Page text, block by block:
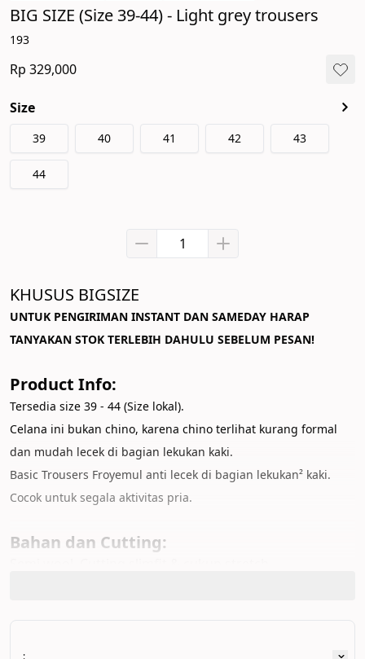
BIG SIZE (Size 39-44) - Light grey trousers
193
Rp 329,000
Size
39 40 41 42 43
44
KHUSUS BIGSIZE
UNTUK PENGIRIMAN INSTANT DAN SAMEDAY HARAP
TANYAKAN STOK TERLEBIH DAHULU SEBELUM PESAN!
Product Info:
Tersedia size 39 - 44 (Size lokal).
Celana ini bukan chino, karena chino terlihat kurang formal
dan mudah lecek di bagian lekukan kaki.
Basic Trousers Froyemul anti lecek di bagian lekukan² kaki.
Cocok untuk segala aktivitas pria.
Bahan dan Cutting:
Basic Trousers